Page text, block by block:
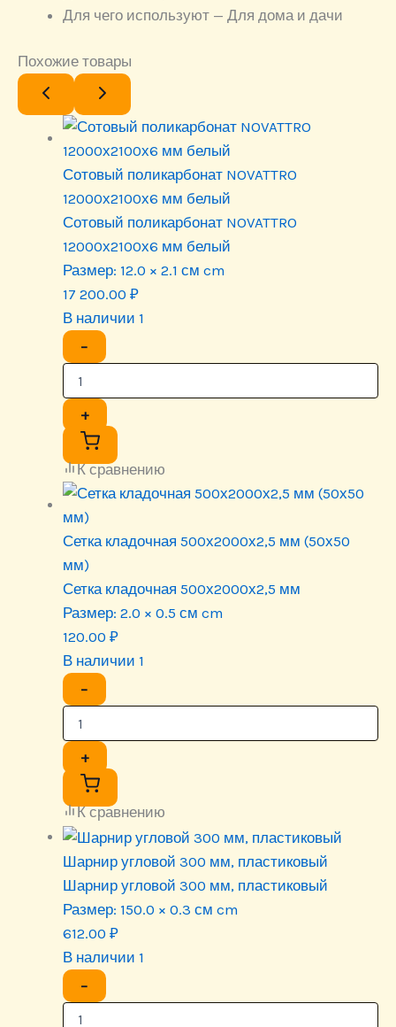
Для чего используют — Для дома и дачи
Похожие товары
Сотовый поликарбонат NOVATTRO
12000х2100х6 мм белый
Сотовый поликарбонат NOVATTRO
12000х2100х6 мм белый
Размер: 12.0 × 2.1 см cm
17 200.00 ₽
В наличии 1
−
+
К сравнению
Сетка кладочная 500х2000х2,5 мм (50х50
мм)
Сетка кладочная 500х2000х2,5 мм
Размер: 2.0 × 0.5 см cm
120.00 ₽
В наличии 1
−
+
К сравнению
Шарнир угловой 300 мм, пластиковый
Шарнир угловой 300 мм, пластиковый
Размер: 150.0 × 0.3 см cm
612.00 ₽
В наличии 1
−